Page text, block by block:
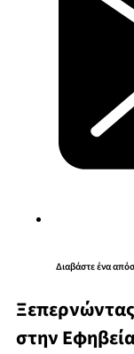
Διαβάστε ένα
στην